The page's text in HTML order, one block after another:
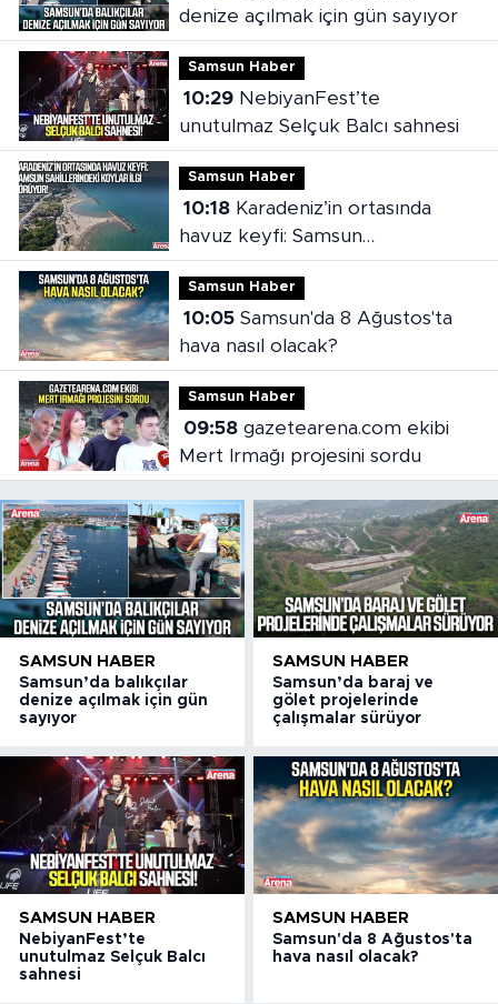
denize açılmak için gün sayıyor
Samsun Haber
10:29NebiyanFest’te
unutulmaz Selçuk Balcı sahnesi
Samsun Haber
10:18Karadeniz’in ortasında
havuz keyfi: Samsun
sahillerindeki koylar ilgi görüyor
Samsun Haber
10:05Samsun'da 8 Ağustos'ta
hava nasıl olacak?
Samsun Haber
09:58gazetearena.com ekibi
Mert Irmağı projesini sordu
SAMSUN HABER
Samsun’da balıkçılar
denize açılmak için gün
sayıyor
SAMSUN HABER
Samsun’da baraj ve
gölet projelerinde
çalışmalar sürüyor
SAMSUN HABER
NebiyanFest’te
unutulmaz Selçuk Balcı
sahnesi
SAMSUN HABER
Samsun'da 8 Ağustos'ta
hava nasıl olacak?